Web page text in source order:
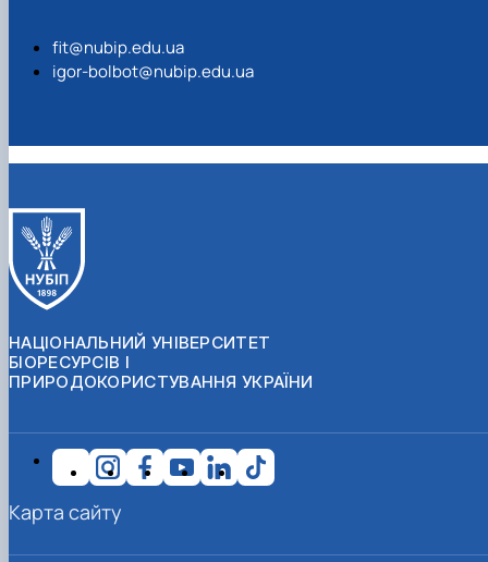
fit@nubip.edu.ua
igor-bolbot@nubip.edu.ua
НАЦІОНАЛЬНИЙ УНІВЕРСИТЕТ
БІОРЕСУРСІВ І
ПРИРОДОКОРИСТУВАННЯ УКРАЇНИ
Карта сайту